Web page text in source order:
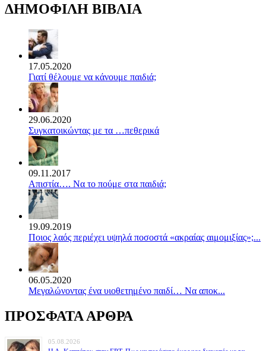
ΔΗΜΟΦΙΛΗ ΒΙΒΛΙΑ
17.05.2020
Γιατί θέλουμε να κάνουμε παιδιά;
29.06.2020
Συγκατοικώντας με τα …πεθερικά
09.11.2017
Απιστία…. Να το πούμε στα παιδιά;
19.09.2019
Ποιος λαός περιέχει υψηλά ποσοστά «ακραίας αιμομιξίας»;...
06.05.2020
Mεγαλώνοντας ένα υιοθετημένο παιδί… Να αποκ...
ΠΡΟΣΦΑΤΑ ΑΡΘΡΑ
05.08.2026